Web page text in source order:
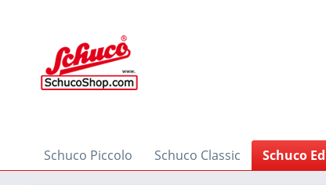
Schuco Piccolo Schuco Classic Schuco